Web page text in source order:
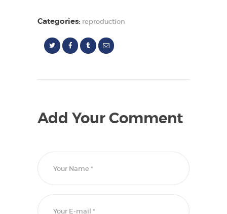
Categories: reproduction
Add Your Comment